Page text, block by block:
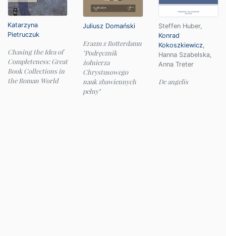
Katarzyna
Pietruczuk
Chasing the Idea of
Completeness: Great
Book Collections in
the Roman World
Juliusz Domański
Erazm z Rotterdamu
"Podręcznik
żołnierza
Chrystusowego
nauk zbawiennych
pełny"
Steffen Huber,
Konrad
Kokoszkiewicz,
Hanna Szabelska,
Anna Treter
De angelis